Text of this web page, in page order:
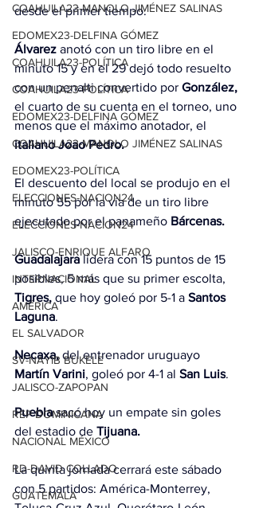
COAHUILA23-MANOLO JIMÉNEZ SALINAS
EDOMEX23-DELFINA GÓMEZ
COAHUILA23-POLÍTICA
COAHUILA23-POLÍTICA
EDOMEX23-DELFINA GÓMEZ
COAHUILA23-MANOLO JIMÉNEZ SALINAS
EDOMEX23-POLÍTICA
ELECCIONES-NACION24
ELECCIONES-NACION24
JALISCO-ENRIQUE ALFARO
INTERNACIONAL
AMÉRICA
EL SALVADOR
SV-NAYIB BUKELE
JALISCO-ZAPOPAN
REP DOMINICANA
NACIONAL MÉXICO
RD-DAVID COLLADO
GUATEMALA
desde el primer tiempo.
Álvarez anotó con un tiro libre en el
minuto 15 y en el 29 dejó todo resuelto
con un penalti convertido por González,
el cuarto de su cuenta en el torneo, uno
menos que el máximo anotador, el
italiano Joao Pedro.
El descuento del local se produjo en el
minuto 55 por la vía de un tiro libre
ejecutado por el panameño Bárcenas.
Guadalajara lidera con 15 puntos de 15
posibles, 5 más que su primer escolta,
Tigres, que hoy goleó por 5-1 a Santos
Laguna.
Necaxa, del entrenador uruguayo
Martín Varini, goleó por 4-1 al San Luis.
Puebla sacó hoy un empate sin goles
del estadio de Tijuana.
La quinta jornada cerrará este sábado
con 5 partidos: América-Monterrey,